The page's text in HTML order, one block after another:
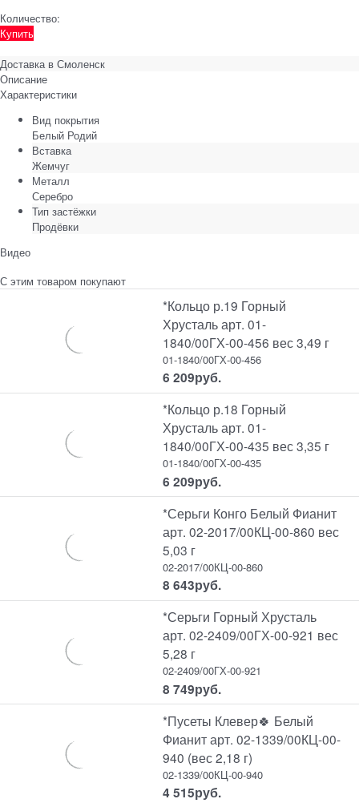
Количество:
Купить
Доставка в Смоленск
Описание
Характеристики
Вид покрытия
Белый Родий
Вставка
Жемчуг
Металл
Серебро
Тип застёжки
Продёвки
Видео
С этим товаром покупают
*Кольцо р.19 Горный
Хрусталь арт. 01-
1840/00ГХ-00-456 вес 3,49 г
01-1840/00ГХ-00-456
6 209руб.
*Кольцо р.18 Горный
Хрусталь арт. 01-
1840/00ГХ-00-435 вес 3,35 г
01-1840/00ГХ-00-435
6 209руб.
*Серьги Конго Белый Фианит
арт. 02-2017/00КЦ-00-860 вес
5,03 г
02-2017/00КЦ-00-860
8 643руб.
*Серьги Горный Хрусталь
арт. 02-2409/00ГХ-00-921 вес
5,28 г
02-2409/00ГХ-00-921
8 749руб.
*Пусеты Клевер🍀 Белый
Фианит арт. 02-1339/00КЦ-00-
940 (вес 2,18 г)
02-1339/00КЦ-00-940
4 515руб.